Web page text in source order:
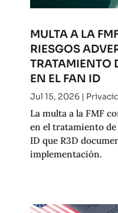
MULTA A LA
RIESGOS
TRATAMIENTO
EN EL FAN ID
Jul 15, 2026|
La multa a la FMF
en el tratamiento de
ID que R3D
implementación.